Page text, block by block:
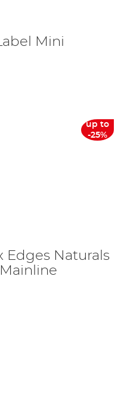
Mini
up to
-25%
Edges Naturals